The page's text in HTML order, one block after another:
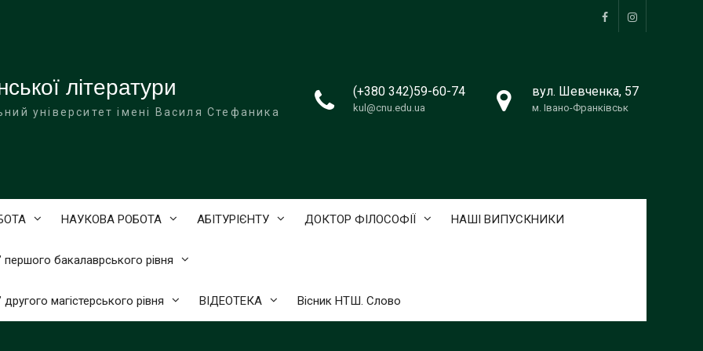
FacebookInstagram
літератури
університет імені Василя Стефаника
(+380 342)59-60-74
kul@cnu.edu.ua
вул. Шевченка, 57
м. Івано-Франківськ
НАУКОВА РОБОТА АБІТУРІЄНТУ ДОКТОР ФІЛОСОФІЇ НАШІ ВИПУСКНИКИ
першого бакалаврського рівня
магістерського рівня ВІДЕОТЕКА Вісник НТШ. Слово